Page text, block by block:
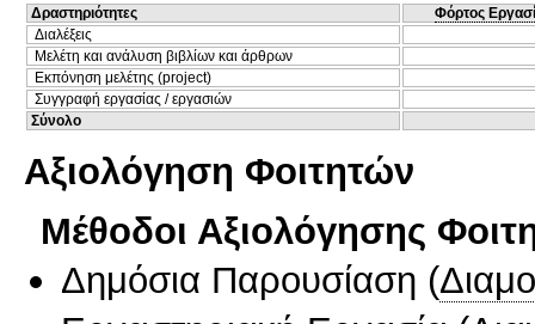
Δραστηριότητες
Φόρτος
Διαλέξεις
Μελέτη και ανάλυση βιβλίων και άρθρων
Εκπόνηση μελέτης (project)
Συγγραφή εργασίας / εργασιών
Σύνολο
Αξιολόγηση Φοιτητών
Μέθοδοι Αξιολόγησης
Δημόσια Παρουσίαση (